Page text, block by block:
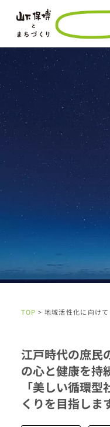
TOP > 地域活性化に向け
江戸時代の庶民
の心と健康を持
「美しい循環
くりを目指しま